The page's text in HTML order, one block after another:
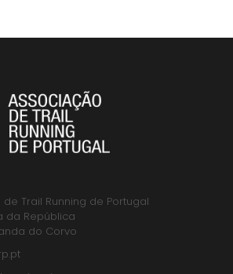
Trail Running de Portugal
da República
do Corvo